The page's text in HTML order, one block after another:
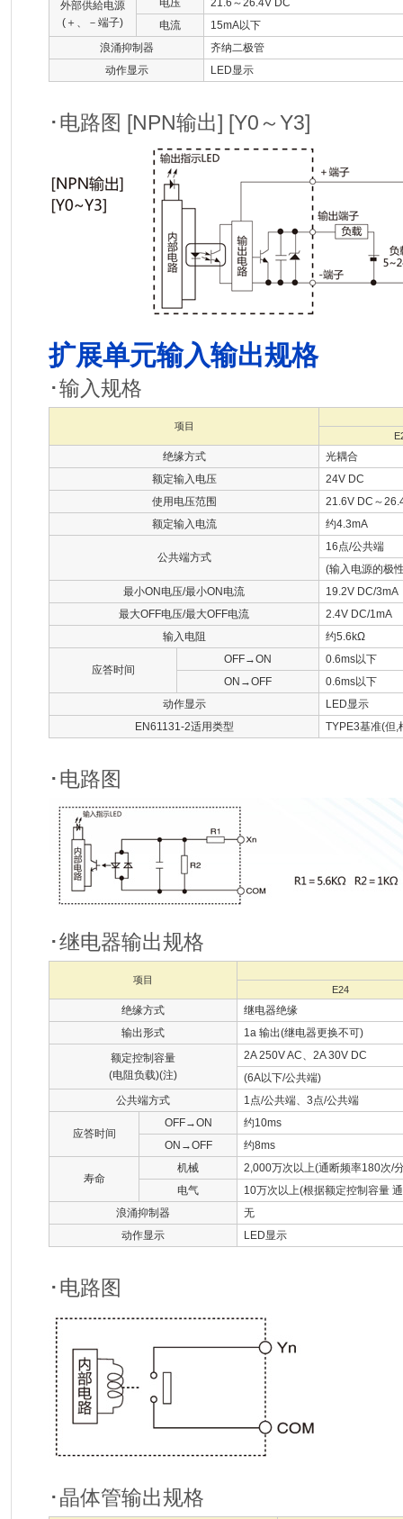
外部供給电源
(＋、－端子)
电压
21.6～26.4V DC
电流
15mA以下
浪涌抑制器
齐纳二极管
动作显示
LED显示
･电路图 [NPN输出] [Y0～Y3]
扩展单元输入输出规格
･输入规格
项目
绝缘方式
光耦合
额定输入电压
24V DC
使用电压范围
21.6V DC～
额定输入电流
约4.3mA
公共端方式
16点/公共端
(输入电源的极
最小ON电压/最小ON电流
19.2V DC/3mA
最大OFF电压/最大OFF电流
2.4V DC/1mA
输入电阻
约5.6kΩ
应答时间
OFF→ON
0.6ms以下
ON→OFF
0.6ms以下
动作显示
LED显示
EN61131-2适用类型
TYPE3基准(但,
･电路图
･继电器输出规格
项目
E24
绝缘方式
继电器绝缘
输出形式
1a 输出(继电器更换不可)
额定控制容量
(电阻负载)(注)
2A 250V AC、2A 30V DC
(6A以下/公共端)
公共端方式
1点/公共端、3点/公共端
应答时间
OFF→ON
约10ms
ON→OFF
约8ms
寿命
机械
2,000万次以上(通断频率180次/
电气
10万次以上(根据额定控制容量
浪涌抑制器
无
动作显示
LED显示
･电路图
･晶体管输出规格